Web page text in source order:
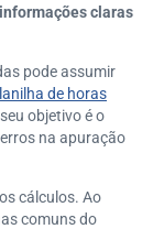
informações claras
pode assumir
de horas
objetivo é o
na apuração
cálculos. Ao
comuns do